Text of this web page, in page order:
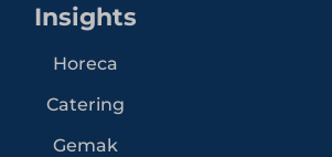
Insights
Horeca
Catering
Gemak